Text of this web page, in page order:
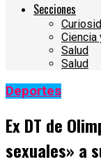
Secciones
Ciencia
Salud
Salud
Deportes
Ex DT de
sexuales» a